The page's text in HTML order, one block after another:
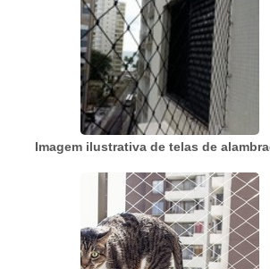
demonstrar competência e ex...
Imagem ilustrativa de telas de